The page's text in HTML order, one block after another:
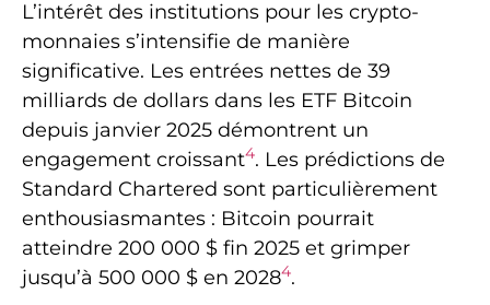
L’intérêt des institutions pour les crypto-
monnaies s’intensifie de manière
significative. Les entrées nettes de 39
milliards de dollars dans les ETF Bitcoin
depuis janvier 2025 démontrent un
engagement croissant4. Les prédictions de
Standard Chartered sont particulièrement
enthousiasmantes : Bitcoin pourrait
atteindre 200 000 $ fin 2025 et grimper
jusqu’à 500 000 $ en 20284.